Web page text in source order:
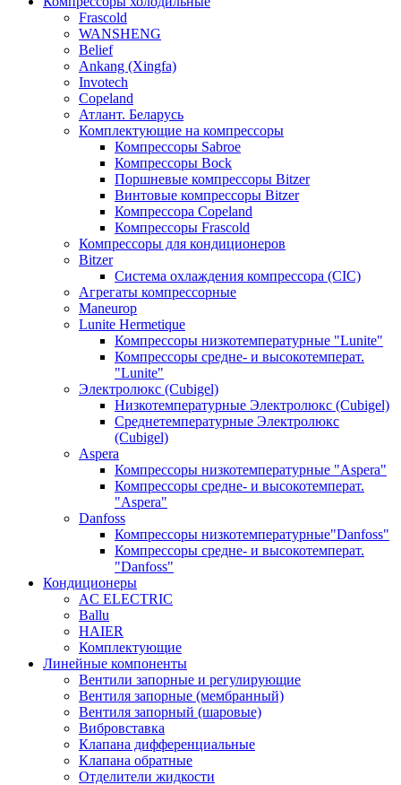
Frascold
WANSHENG
Belief
Ankang (Xingfa)
Invotech
Copeland
Атлант. Беларусь
Комплектующие на компрессоры
Компрессоры Sabroe
Компрессоры Bock
Поршневые компрессоры Bitzer
Винтовые компрессоры Bitzer
Компрессора Copeland
Компрессоры Frascold
Компрессоры для кондиционеров
Bitzer
Система охлаждения компрессора (CIC)
Агрегаты компрессорные
Maneurop
Lunite Hermetique
Компрессоры низкотемпературные "Lunite"
Компрессоры средне- и высокотемперат.
"Lunite"
Электролюкс (Cubigel)
Низкотемпературные Электролюкс (Cubigel)
Среднетемпературные Электролюкс
(Cubigel)
Aspera
Компрессоры низкотемпературные "Aspera"
Компрессоры средне- и высокотемперат.
"Aspera"
Danfoss
Компрессоры низкотемпературные"Danfoss"
Компрессоры средне- и высокотемперат.
"Danfoss"
Кондиционеры
AC ELECTRIC
Ballu
HAIER
Комплектующие
Линейные компоненты
Вентили запорные и регулирующие
Вентиля запорные (мембранный)
Вентиля запорный (шаровые)
Вибровставка
Клапана дифференциальные
Клапана обратные
Отделители жидкости